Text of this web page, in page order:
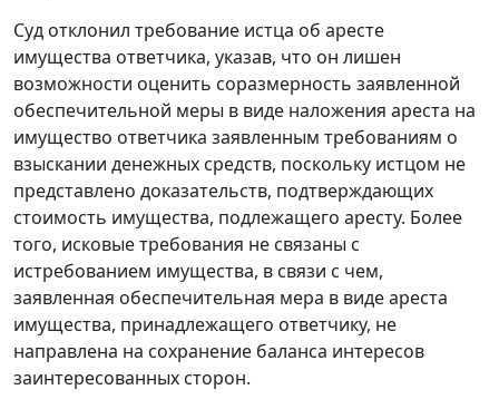
Суд отклонил требование истца об аресте
имущества ответчика, указав, что он лишен
возможности оценить соразмерность заявленной
обеспечительной меры в виде наложения ареста на
имущество ответчика заявленным требованиям о
взыскании денежных средств, поскольку истцом не
представлено доказательств, подтверждающих
стоимость имущества, подлежащего аресту. Более
того, исковые требования не связаны с
истребованием имущества, в связи с чем,
заявленная обеспечительная мера в виде ареста
имущества, принадлежащего ответчику, не
направлена на сохранение баланса интересов
заинтересованных сторон.